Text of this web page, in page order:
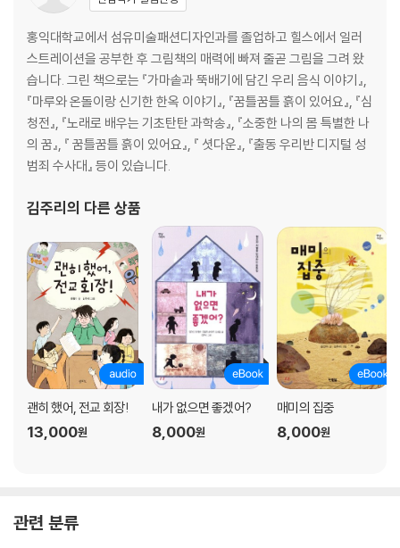
홍익대학교에서 섬유미술패션디자인과를 졸업하고 힐스에서 일러
스트레이션을 공부한 후 그림책의 매력에 빠져 줄곧 그림을 그려 왔
습니다. 그린 책으로는 『가마솥과 뚝배기에 담긴 우리 음식 이야기』,
『마루와 온돌이랑 신기한 한옥 이야기』, 『꿈틀꿈틀 흙이 있어요』, 『심
청전』, 『노래로 배우는 기초탄탄 과학송』, 『소중한 나의 몸 특별한 나
의 꿈』, 『 꿈틀꿈틀 흙이 있어요』, 『 셧다운』, 『출동 우리반 디지털 성
범죄 수사대』 등이 있습니다.
김주리 의 다른 상품
괜히 했어, 전교 회장!
13,000원
내가 없으면 좋겠어?
8,000원
매미의 집중
8,000원
관련 분류